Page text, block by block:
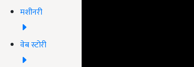
मशीनरी
वेब स्टोरी